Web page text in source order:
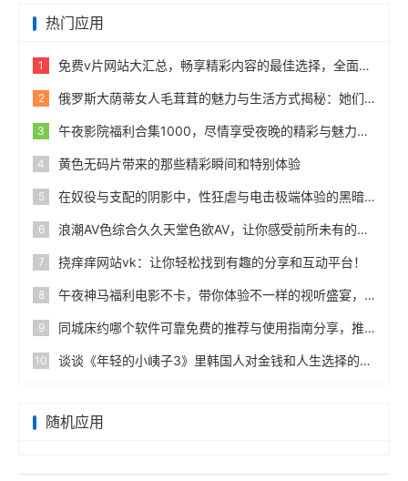
热门应用
1 免费v片网站大汇总，畅享精彩内容的最佳选择，全面盘点免费v片所有免费网站！
2 俄罗斯大荫蒂女人毛茸茸的魅力与生活方式揭秘：她们的生活品味与独特风采分享
3 午夜影院福利合集1000，尽情享受夜晚的精彩与魅力，视觉盛宴随时随地！
4 黄色无码片带来的那些精彩瞬间和特别体验
5 在奴役与支配的阴影中，性狂虐与电击极端体验的黑暗边缘
6 浪潮AV色综合久久天堂色欲AV，让你感受前所未有的视听盛宴与无尽激情！
7 挠痒痒网站vk：让你轻松找到有趣的分享和互动平台！
8 午夜神马福利电影不卡，带你体验不一样的视听盛宴，畅享午夜电影的独特魅力与乐趣，快来感受吧！
9 同城床约哪个软件可靠免费的推荐与使用指南分享，推荐几款靠谱又免费的床约软件！
10 谈谈《年轻的小峓子3》里韩国人对金钱和人生选择的看法
随机应用